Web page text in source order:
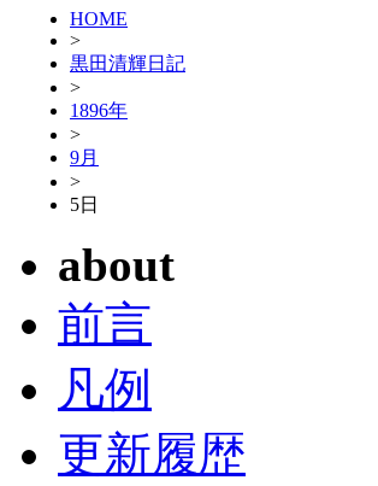
HOME
>
黒田清輝日記
>
1896年
>
9月
>
5日
about
前言
凡例
更新履歴